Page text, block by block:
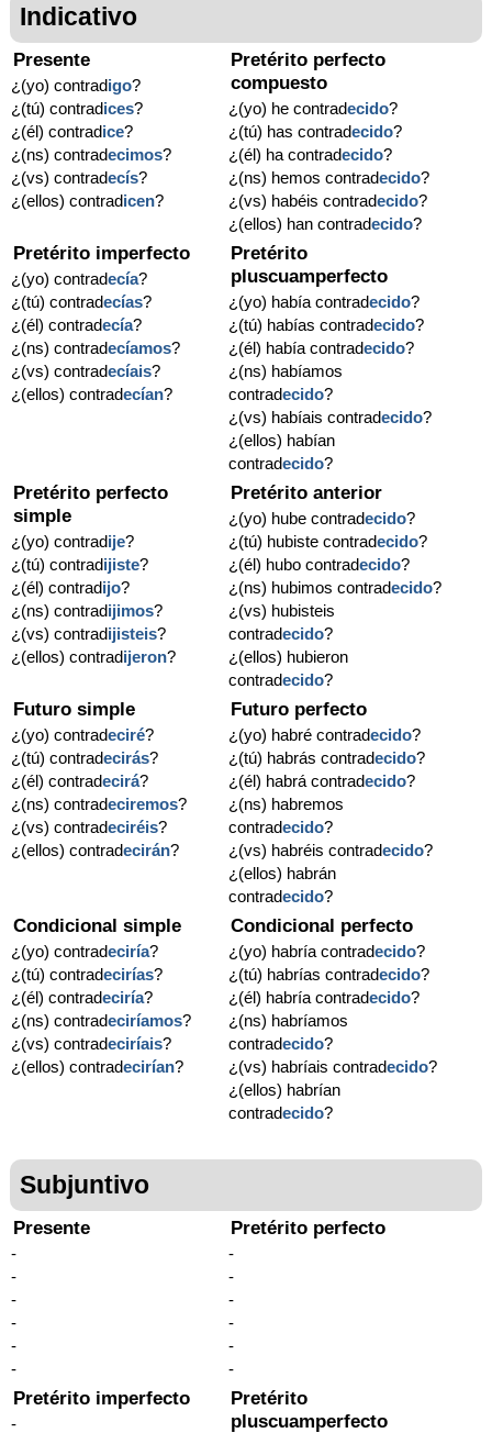
Indicativo
Presente
¿(yo) contradigo?
¿(tú) contradices?
¿(él) contradice?
¿(ns) contradecimos?
¿(vs) contradecís?
¿(ellos) contradicen?
Pretérito perfecto
compuesto
¿(yo) he contradecido?
¿(tú) has contradecido?
¿(él) ha contradecido?
¿(ns) hemos contradecido?
¿(vs) habéis contradecido?
¿(ellos) han contradecido?
Pretérito imperfecto
¿(yo) contradecía?
¿(tú) contradecías?
¿(él) contradecía?
¿(ns) contradecíamos?
¿(vs) contradecíais?
¿(ellos) contradecían?
Pretérito
pluscuamperfecto
¿(yo) había contradecido?
¿(tú) habías contradecido?
¿(él) había contradecido?
¿(ns) habíamos
contradecido?
¿(vs) habíais contradecido?
¿(ellos) habían
contradecido?
Pretérito perfecto
simple
¿(yo) contradije?
¿(tú) contradijiste?
¿(él) contradijo?
¿(ns) contradijimos?
¿(vs) contradijisteis?
¿(ellos) contradijeron?
Pretérito anterior
¿(yo) hube contradecido?
¿(tú) hubiste contradecido?
¿(él) hubo contradecido?
¿(ns) hubimos contradecido?
¿(vs) hubisteis
contradecido?
¿(ellos) hubieron
contradecido?
Futuro simple
¿(yo) contradeciré?
¿(tú) contradecirás?
¿(él) contradecirá?
¿(ns) contradeciremos?
¿(vs) contradeciréis?
¿(ellos) contradecirán?
Futuro perfecto
¿(yo) habré contradecido?
¿(tú) habrás contradecido?
¿(él) habrá contradecido?
¿(ns) habremos
contradecido?
¿(vs) habréis contradecido?
¿(ellos) habrán
contradecido?
Condicional simple
¿(yo) contradeciría?
¿(tú) contradecirías?
¿(él) contradeciría?
¿(ns) contradeciríamos?
¿(vs) contradeciríais?
¿(ellos) contradecirían?
Condicional perfecto
¿(yo) habría contradecido?
¿(tú) habrías contradecido?
¿(él) habría contradecido?
¿(ns) habríamos
contradecido?
¿(vs) habríais contradecido?
¿(ellos) habrían
contradecido?
Subjuntivo
Presente
-
-
-
-
-
-
Pretérito perfecto
-
-
-
-
-
-
Pretérito imperfecto
-
Pretérito
pluscuamperfecto